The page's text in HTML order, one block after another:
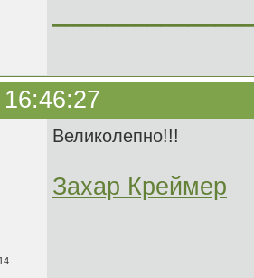
Великолепно!!!
Захар Креймер